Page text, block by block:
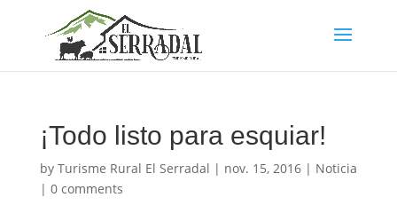
¡Todo listo para esquiar!
by Turisme Rural El Serradal | nov. 15, 2016| Noticia
| 0 comments